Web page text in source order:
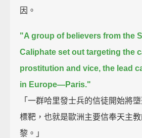
因。
"A group of believers from the
Caliphate set out targeting the
prostitution and vice, the lead
in Europe—Paris."
「一群哈里發士兵的信徒開始將
標靶，也就是歐洲主要信奉天主
黎。」